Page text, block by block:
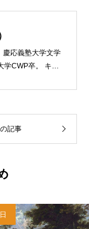
慶応義塾大学文学
学CWP卒。 キリ
2020年7月よりク
）」の運営
に『聖書を読んだ
業出版）、『人生
るい聖書入門』、
ふざけ担当」LE
記事